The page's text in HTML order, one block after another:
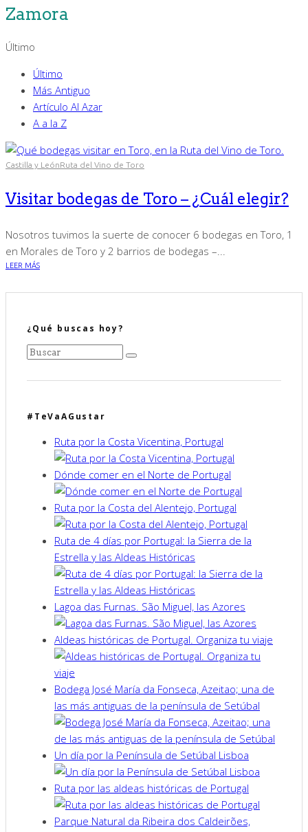
Zamora
Último
Último
Más Antiguo
Artículo Al Azar
A a la Z
Castilla y LeónRuta del Vino de Toro
Visitar bodegas de Toro – ¿Cuál elegir?
Nosotros tuvimos la suerte de conocer 6 bodegas en Toro, 1
en Morales de Toro y 2 barrios de bodegas –...
LEER MÁS
¿Qué buscas hoy?
#TeVaAGustar
Ruta por la Costa Vicentina, Portugal
Dónde comer en el Norte de Portugal
Ruta por la Costa del Alentejo, Portugal
Ruta de 4 días por Portugal: la Sierra de la
Estrella y las Aldeas Históricas
Lagoa das Furnas. São Miguel, las Azores
Aldeas históricas de Portugal. Organiza tu viaje
Bodega José María da Fonseca, Azeitao; una de
las más antiguas de la península de Setúbal
Un día por la Península de Setúbal Lisboa
Ruta por las aldeas históricas de Portugal
Parque Natural da Ribeira dos Caldeirões,